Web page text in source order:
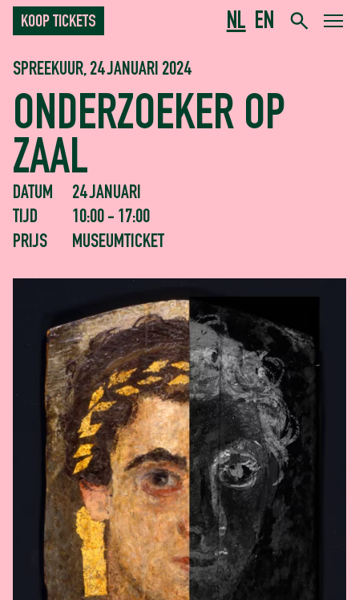
NL EN
KOOP TICKETS
SPREEKUUR, 24 JANUARI 2024
ONDERZOEKER OP
ZAAL
DATUM
24 JANUARI
TIJD
10:00 - 17:00
PRIJS
MUSEUMTICKET